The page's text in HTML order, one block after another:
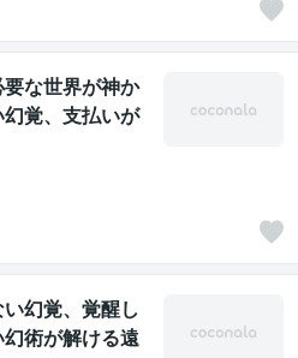
な世界が神か
覚、支払いが
法術ヒーリン
幻覚、覚醒し
術が解ける遠